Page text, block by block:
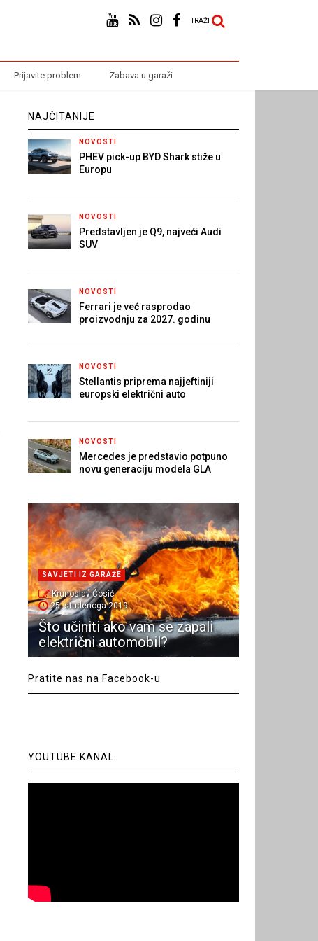
TRAŽI
Prijavite problem Zabava u garaži
NAJČITANIJE
NOVOSTI
PHEV pick-up BYD Shark stiže u
Europu
NOVOSTI
Predstavljen je Q9, najveći Audi
SUV
NOVOSTI
Ferrari je već rasprodao
proizvodnju za 2027. godinu
NOVOSTI
Stellantis priprema najjeftiniji
europski električni auto
NOVOSTI
Mercedes je predstavio potpuno
novu generaciju modela GLA
SAVJETI IZ GARAŽE
Krunoslav Ćosić
25. studenoga 2019.
Što učiniti ako vam se zapali
električni automobil?
Pratite nas na Facebook-u
YOUTUBE KANAL